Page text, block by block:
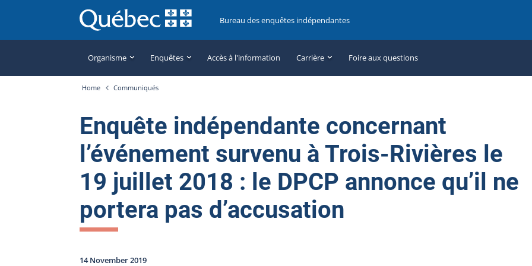
Bureau des enquêtes indépendantes
Organisme Enquêtes Accès à l'information Carrière Foire aux questions
Home Communiqués
Enquête indépendante concernant
l’événement survenu à Trois-Rivières le
19 juillet 2018 : le DPCP annonce qu’il ne
portera pas d’accusation
14 November 2019